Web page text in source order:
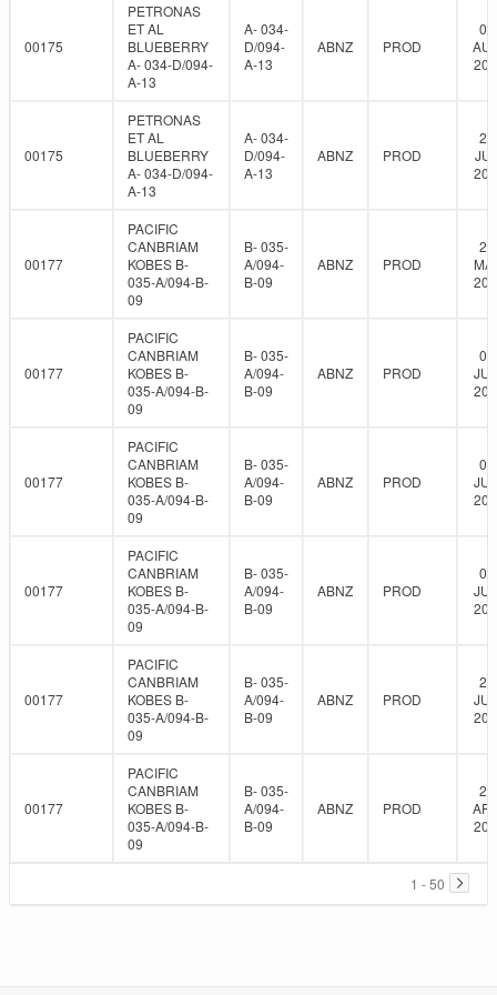
00175
PETRONAS
ET AL
BLUEBERRY
A- 034-D/094-
A-13
A- 034-
D/094-
A-13
ABNZ PROD
00175
PETRONAS
ET AL
BLUEBERRY
A- 034-D/094-
A-13
A- 034-
D/094-
A-13
ABNZ PROD
00177
PACIFIC
CANBRIAM
KOBES B-
035-A/094-B-
09
B- 035-
A/094-
B-09
ABNZ PROD
00177
PACIFIC
CANBRIAM
KOBES B-
035-A/094-B-
09
B- 035-
A/094-
B-09
ABNZ PROD
00177
PACIFIC
CANBRIAM
KOBES B-
035-A/094-B-
09
B- 035-
A/094-
B-09
ABNZ PROD
00177
PACIFIC
CANBRIAM
KOBES B-
035-A/094-B-
09
B- 035-
A/094-
B-09
ABNZ PROD
00177
PACIFIC
CANBRIAM
KOBES B-
035-A/094-B-
09
B- 035-
A/094-
B-09
ABNZ PROD
00177
PACIFIC
CANBRIAM
KOBES B-
035-A/094-B-
09
B- 035-
A/094-
B-09
ABNZ PROD
1 - 50